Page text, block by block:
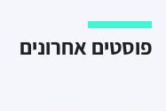
פוסטים אחרונים